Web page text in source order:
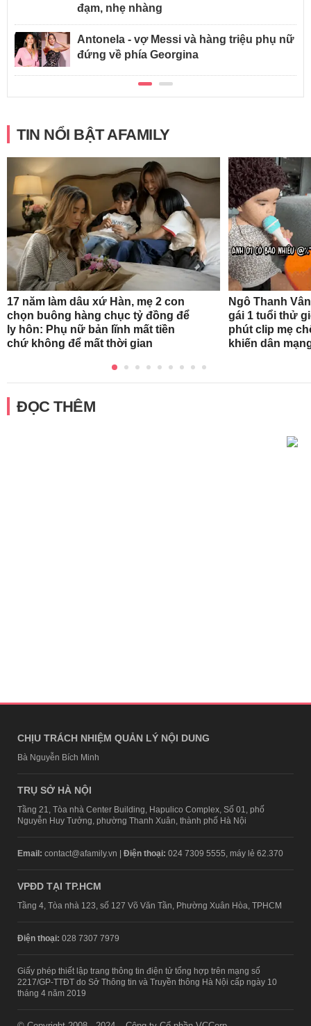
đạm, nhẹ nhàng
Antonela - vợ Messi và hàng triệu phụ nữ
đứng về phía Georgina
TIN NỔI BẬT AFAMILY
17 năm làm dâu xứ Hàn, mẹ 2 con
chọn buông hàng chục tỷ đồng để
ly hôn: Phụ nữ bản lĩnh mất tiền
chứ không để mất thời gian
Ngô Thanh
gái 1 tuổi thử
phút clip mẹ
khiến dân
ĐỌC THÊM
CHỊU TRÁCH NHIỆM QUẢN LÝ NỘI DUNG
Bà Nguyễn Bích Minh
TRỤ SỞ HÀ NỘI
Tầng 21, Tòa nhà Center Building, Hapulico Complex, Số 01, phố
Nguyễn Huy Tưởng, phường Thanh Xuân, thành phố Hà Nội
Email: contact@afamily.vn | Điện thoại: 024 7309 5555, máy lẻ 62.370
VPĐD TẠI TP.HCM
Tầng 4, Tòa nhà 123, số 127 Võ Văn Tần, Phường Xuân Hòa, TPHCM
Điện thoại: 028 7307 7979
Giấy phép thiết lập trang thông tin điện tử tổng hợp trên mạng số
2217/GP-TTĐT do Sở Thông tin và Truyền thông Hà Nội cấp ngày 10
tháng 4 năm 2019